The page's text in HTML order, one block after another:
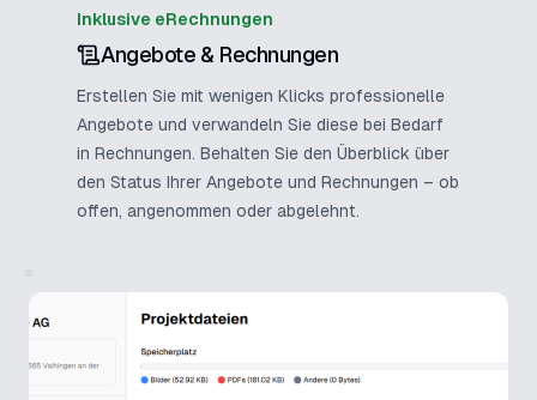
Inklusive eRechnungen
Angebote & Rechnungen
Erstellen Sie mit wenigen Klicks professionelle
Angebote und verwandeln Sie diese bei Bedarf
in Rechnungen. Behalten Sie den Überblick über
den Status Ihrer Angebote und Rechnungen – ob
offen, angenommen oder abgelehnt.